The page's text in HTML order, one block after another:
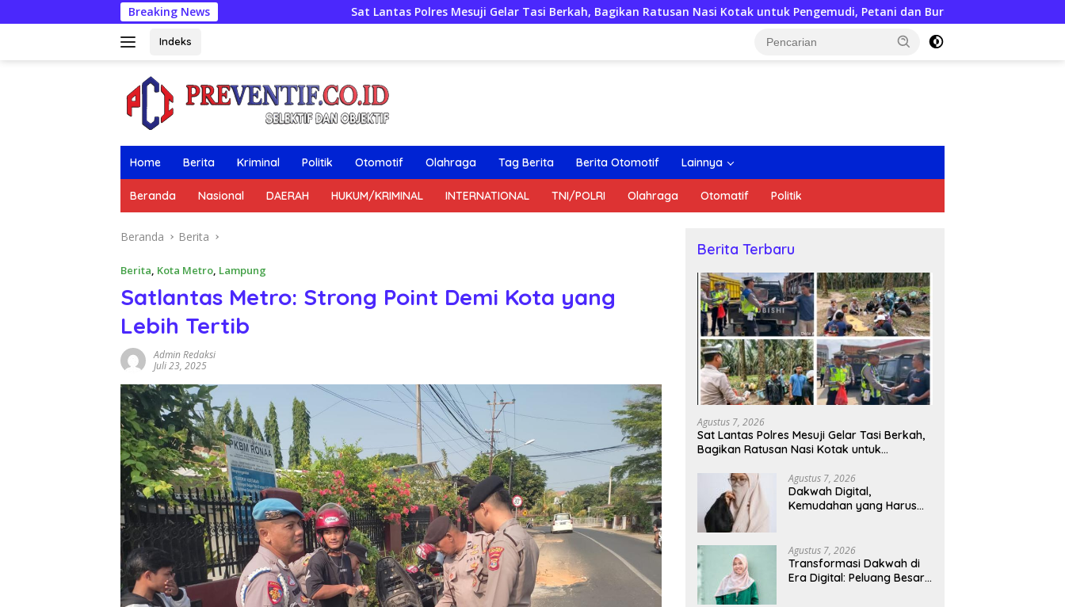
ke
Breaking News Sat Lantas Polres Mesuji Gelar Tasi Berkah, Bagikan Ratusan Nasi Kotak untuk Pengemudi, Petani dan Buruh Dakwah Digital, Kemudahan
Indeks
Home Berita Kriminal Politik Otomotif Olahraga Tag Berita Berita Otomotif Lainnya
Beranda Nasional DAERAH HUKUM/KRIMINAL INTERNATIONAL TNI/POLRI Olahraga Otomatif Politik
Beranda Berita
Berita, Kota Metro, Lampung
Satlantas Metro: Strong Point Demi Kota yang
Lebih Tertib
Admin Redaksi
Juli 23, 2025
Berita Terbaru
Agustus 7, 2026
Sat Lantas Polres Mesuji Gelar Tasi Berkah,
Bagikan Ratusan Nasi Kotak untuk
Agustus 7, 2026
Dakwah Digital,
Kemudahan yang Harus
Agustus 7, 2026
Transformasi Dakwah di
Era Digital: Peluang Besar